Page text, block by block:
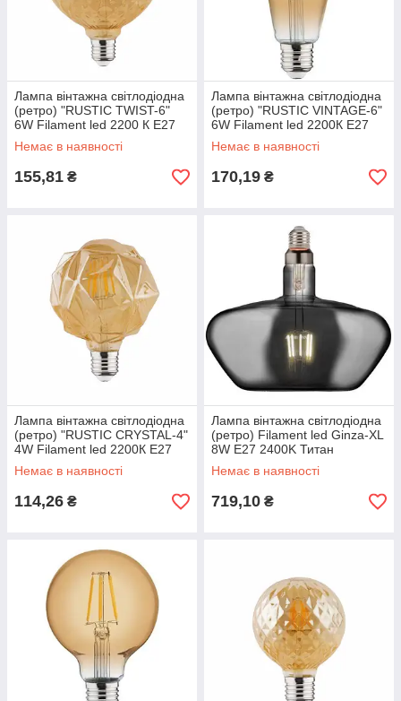
Лампа вінтажна світлодіодна
(ретро) "RUSTIC TWIST-6"
6W Filament led 2200 К E27
Немає в наявності
155,81 ₴
Лампа вінтажна світлодіодна
(ретро) "RUSTIC VINTAGE-6"
6W Filament led 2200К E27
Немає в наявності
170,19 ₴
Лампа вінтажна світлодіодна
(ретро) "RUSTIC CRYSTAL-4"
4W Filament led 2200К E27
Немає в наявності
114,26 ₴
Лампа вінтажна світлодіодна
(ретро) Filament led Ginza-XL
8W Е27 2400K Титан
Немає в наявності
719,10 ₴